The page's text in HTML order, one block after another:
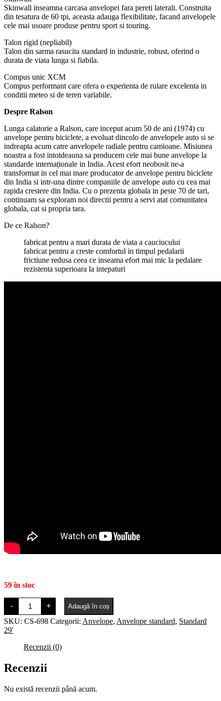
Skinwall inseamna carcasa anvelopei fara pereti laterali. Construita
din tesatura de 60 tpi, aceasta adauga flexibilitate, facand anvelopele
cele mai usoare produse pentru sport si touring.
Talon rigid (nepliabil)
Talon din sarma rasucita standard in industrie, robust, oferind o
durata de viata lunga si fiabila.
Compus unic XCM
Compus performant care ofera o experienta de rulare excelenta in
conditii meteo si de teren variabile.
Despre Ralson
Lunga calatorie a Ralson, care inceput acum 50 de ani (1974) cu
anvelope pentru biciclete, a evoluat dincolo de anvelopele auto si se
indreapta acum catre anvelopele radiale pentru camioane. Misiunea
noastra a fost intotdeauna sa producem cele mai bune anvelope la
standarde internaționale in India. Acest efort neobosit ne-a
transformat in cel mai mare producator de anvelope pentru biciclete
din India si intr-una dintre companiile de anvelope auto cu cea mai
rapida crestere din India. Cu o prezenta globala in peste 70 de tari,
continuam sa exploram noi directii pentru a servi atat comunitatea
globala, cat si propria tara.
De ce Ralson?
fabricat pentru a mari durata de viata a cauciucului
fabricat pentru a creste comfortul in timpul pedalarii
frictiune redusa ceea ce inseama efort mai mic la pedalare
rezistenta superioara la intepaturi
59 în stoc
-
Cantitate
Ralson
Teide
Sport
2.10
TPI
+ Adaugă în coș
SKU: CS-698 Categorii: Anvelope, Anvelope standard, Standard
29'
Recenzii (0)
Recenzii
Nu există recenzii până acum.